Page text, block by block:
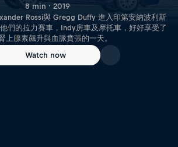
8 min · 2019
Rossi與 Gregg Duffy 進入印第安納波利斯
們的拉力賽車，Indy房車及摩托車，好好享受了
上腺素飆升與血脈賁張的一天。
Watch now